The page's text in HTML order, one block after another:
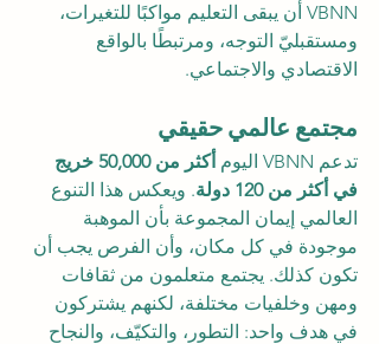
VBNN أن يبقى التعليم مواكبًا للتغيرات،
ومستقبليّ التوجه، ومرتبطًا بالواقع
الاقتصادي والاجتماعي.
مجتمع عالمي حقيقي
تدعم VBNN اليوم
أكثر من 50,000 خريج
في أكثر من 120 دولة
. ويعكس هذا التنوع
العالمي إيمان المجموعة بأن الموهبة
موجودة في كل مكان، وأن الفرص يجب أن
تكون كذلك. يجتمع متعلمون من ثقافات
ومهن وخلفيات مختلفة، لكنهم يشتركون
في هدف واحد: التطور، والتكيّف، والنجاح